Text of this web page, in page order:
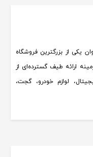
یکی از بزرگترین فروشگاه
ارائه طیف گسترده‌ای از
لوازم خودرو، گجت،